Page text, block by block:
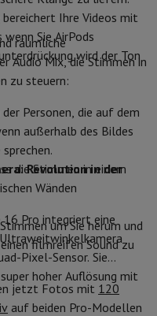
bereichert Ihre Videos mit
Sie AirPods
wird der Ton
räumliche
Audio Mix, die Stimmen in
zu steuern:
Personen, die auf dem
außerhalb des Bildes
die Stimmen in einem
Wänden
um Sie herum und
filmreifen Sound zu
Revolution in der
16 Pro integriert eine
Pixel-Sensor. Sie
hoher Auflösung mit
jetzt Fotos mit 120
auf beiden Pro-Modellen